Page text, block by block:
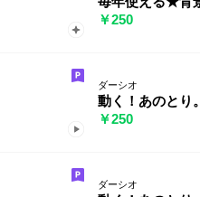
￥250
ダーシオ
動く！あのとり
￥250
ダーシオ